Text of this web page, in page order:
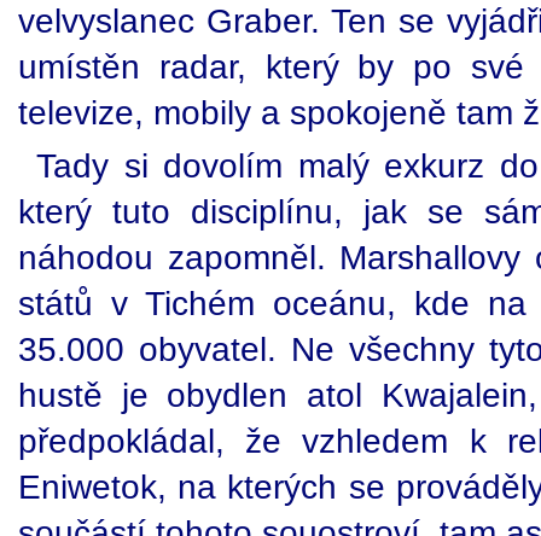
velvyslanec Graber. Ten se
umístěn radar, který by po své
televize, mobily a spokojeně tam
Tady si dovolím malý exkurz
který tuto disciplínu, jak se
náhodou zapomněl.
států v Tichém oceánu, kde
35.000 obyvatel. Ne všechny
hustě je obydlen atol
předpokládal, že vzhledem k
Eniwetok, na kterých se